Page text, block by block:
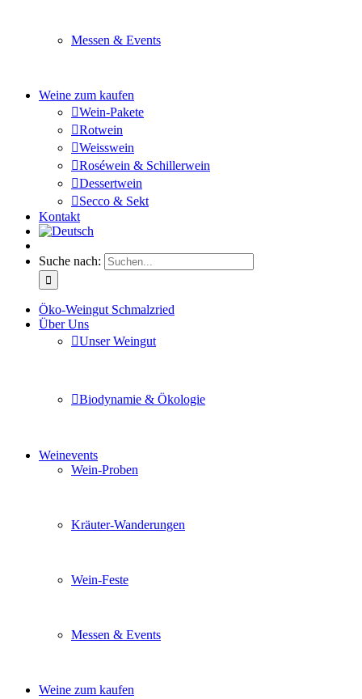
Messen & Events
Weine zum kaufen
Wein-Pakete
Rotwein
Weisswein
Roséwein & Schillerwein
Dessertwein
Secco & Sekt
Kontakt
Suche nach:
Öko-Weingut Schmalzried
Über Uns
Unser Weingut
Biodynamie & Ökologie
Weinevents
Wein-Proben
Kräuter-Wanderungen
Wein-Feste
Messen & Events
Weine zum kaufen